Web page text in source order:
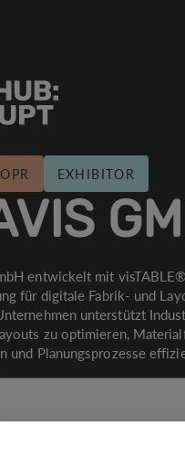
EXHIBITOR
entwickelt mit
für digitale Fabrik- und
unterstützt
zu optimieren,
und Planungsprozesse